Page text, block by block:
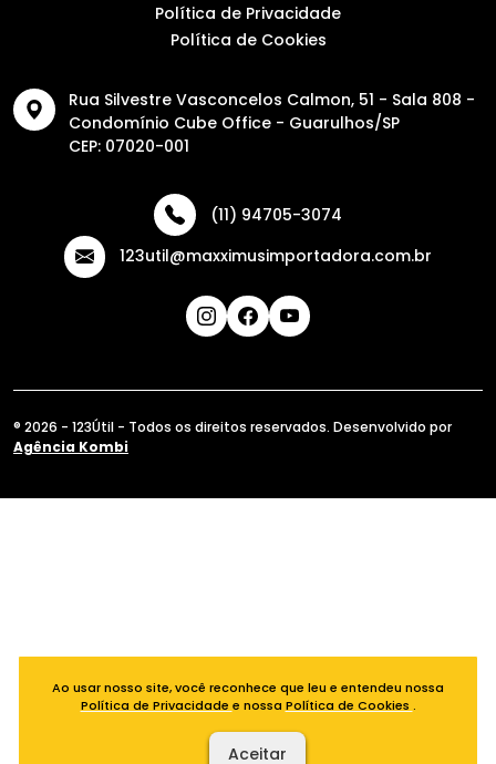
Política de Privacidade
Política de Cookies
Rua Silvestre Vasconcelos Calmon, 51 - Sala 808 -
Condomínio Cube Office - Guarulhos/SP
CEP: 07020-001
(11) 94705-3074
123util@maxximusimportadora.com.br
® 2026 - 123Útil - Todos os direitos reservados. Desenvolvido por
Agência Kombi
Ao usar nosso site, você reconhece que leu e entendeu nossa
Política de Privacidade e nossa Política de Cookies .
Aceitar